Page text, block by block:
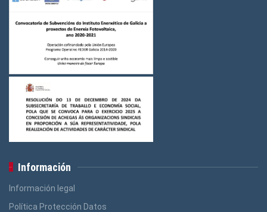
Información
Información legal
Política Protección Datos